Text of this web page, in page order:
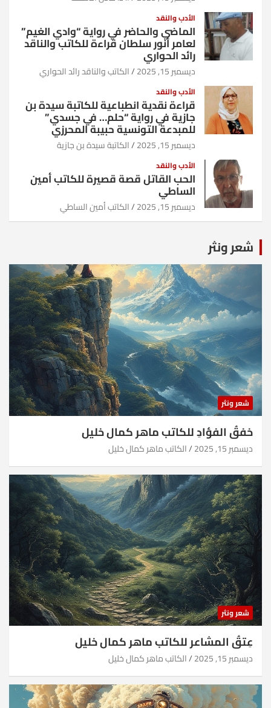
الأدب والنقد
الماضي والحاضر في رواية “وادي الغيم”
لعامر أنور سلطان قراءة للكاتب والناقد
رائد الحواري
ديسمبر 15, 2025 الكاتب والناقد رائد الحواري
الأدب والنقد
قراءة نقدية انطباعية للكاتبة سيدة بن
جازية في رواية “حلم… في جسدي”
للمبدعة التونسية حبيبة المحرزي
ديسمبر 15, 2025 الكاتبة سيدة بن جازية
الأدب والنقد
الحب القاتل قصة قصيرة للكاتب أمين
الساطي
ديسمبر 15, 2025 الكاتب أمين الساطي
شعر ونثر
شعر ونثر
خفقُ الفؤادِ للكاتب ماهر كمال خليل
ديسمبر 15, 2025 الكاتب ماهر كمال خليل
شعر ونثر
عِتقُ المشاعر للكاتب ماهر كمال خليل
ديسمبر 15, 2025 الكاتب ماهر كمال خليل